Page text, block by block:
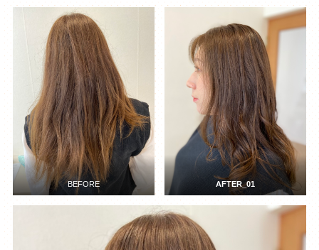
BEFORE AFTER_01